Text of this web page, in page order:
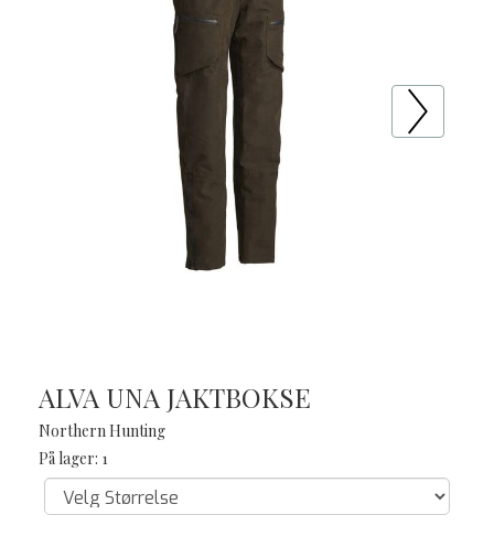
ALVA UNA JAKTBOKSE
Northern Hunting
På lager: 1